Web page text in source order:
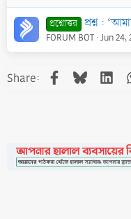
প্রশ্নোত্তর প্রশ্ন : ‘আমার উম্মতের মধ্যে সবার
FORUM BOT Jun 24,
Share: Facebook
Bluesky